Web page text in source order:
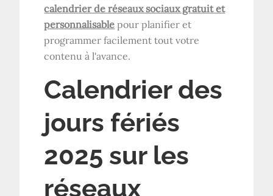
calendrier de réseaux sociaux gratuit et
personnalisable pour planifier et
programmer facilement tout votre
contenu à l'avance.
Calendrier des
jours fériés
2025 sur les
réseaux